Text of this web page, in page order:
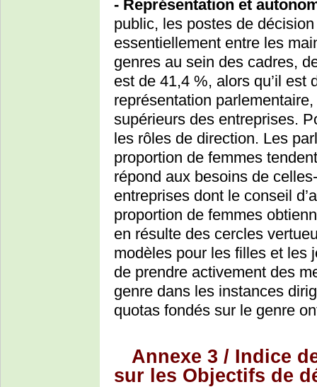
- Représentation et
public, les postes de
essentiellement entre les
genres au sein des cadres,
est de 41,4 %, alors qu’il est
représentation
supérieurs des entreprises.
les rôles de direction. Les
proportion de femmes
répond aux besoins de
entreprises dont le conseil
proportion de femmes
en résulte des cercles
modèles pour les filles et les
de prendre activement des
genre dans les instances
quotas fondés sur le genre
Annexe 3 / Indice
sur les Objectifs de